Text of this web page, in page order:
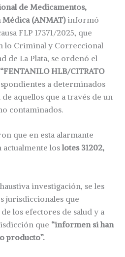
de Medicamentos,
(ANMAT)informó
FLP 17371/2025, que
lo Criminal y Correccional
de La Plata, se ordenó el
HLB/CITRATO
a determinados
aquellos que a través de un
contaminados.
que en esta alarmante
actualmente loslotes 31202,
investigación, se les
jurisdiccionales que
los efectores de salud y a
que “informen si han
producto”.